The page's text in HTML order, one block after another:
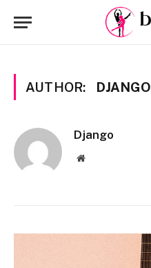
AUTHOR: DJANGO
Django
Website